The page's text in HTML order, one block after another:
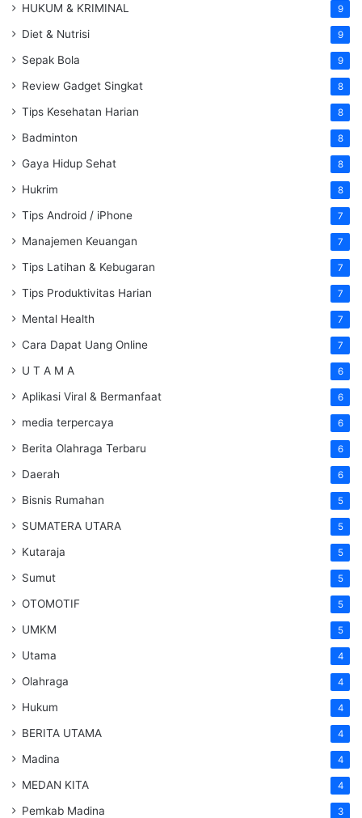
HUKUM & KRIMINAL 9
Diet & Nutrisi 9
Sepak Bola 9
Review Gadget Singkat 8
Tips Kesehatan Harian 8
Badminton 8
Gaya Hidup Sehat 8
Hukrim 8
Tips Android / iPhone 7
Manajemen Keuangan 7
Tips Latihan & Kebugaran 7
Tips Produktivitas Harian 7
Mental Health 7
Cara Dapat Uang Online 7
U T A M A 6
Aplikasi Viral & Bermanfaat 6
media terpercaya 6
Berita Olahraga Terbaru 6
Daerah 6
Bisnis Rumahan 5
SUMATERA UTARA 5
Kutaraja 5
Sumut 5
OTOMOTIF 5
UMKM 5
Utama 4
Olahraga 4
Hukum 4
BERITA UTAMA 4
Madina 4
MEDAN KITA 4
Pemkab Madina 3